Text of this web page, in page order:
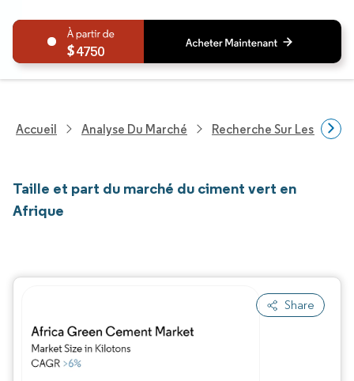
4750
Accueil Analyse Du Marché Recherche Sur Les
Taille et part du marché du ciment vert en
Afrique
Share